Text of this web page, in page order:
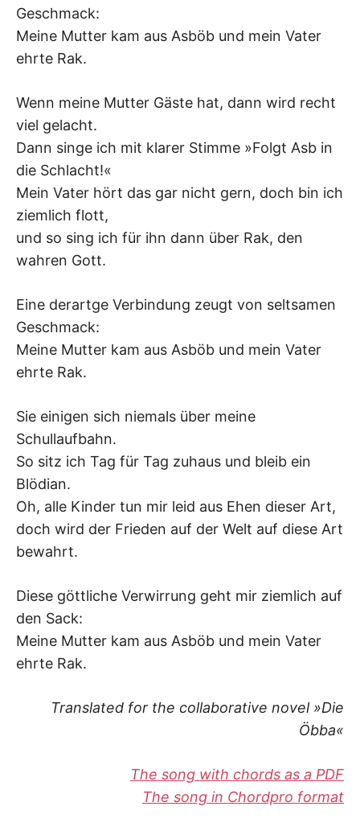
Geschmack:
Meine Mutter kam aus Asböb und mein Vater
ehrte Rak.
Wenn meine Mutter Gäste hat, dann wird recht
viel gelacht.
Dann singe ich mit klarer Stimme »Folgt Asb in
die Schlacht!«
Mein Vater hört das gar nicht gern, doch bin ich
ziemlich flott,
und so sing ich für ihn dann über Rak, den
wahren Gott.
Eine derartge Verbindung zeugt von seltsamen
Geschmack:
Meine Mutter kam aus Asböb und mein Vater
ehrte Rak.
Sie einigen sich niemals über meine
Schullaufbahn.
So sitz ich Tag für Tag zuhaus und bleib ein
Blödian.
Oh, alle Kinder tun mir leid aus Ehen dieser Art,
doch wird der Frieden auf der Welt auf diese Art
bewahrt.
Diese göttliche Verwirrung geht mir ziemlich auf
den Sack:
Meine Mutter kam aus Asböb und mein Vater
ehrte Rak.
Translated for the collaborative novel »Die
Öbba«
The song with chords as a PDF
The song in Chordpro format